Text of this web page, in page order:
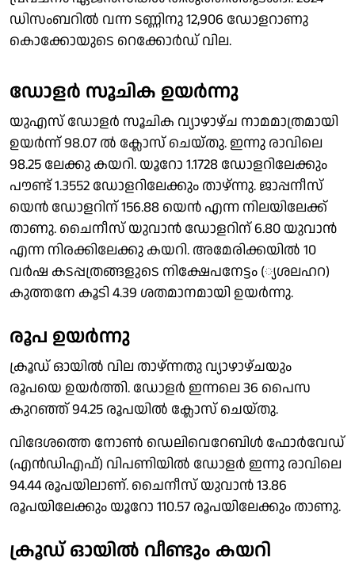
ഡിസംബറില്‍ വന്ന ടണ്ണിനു 12,906 ഡോളറാണു
കൊക്കോയുടെ റെക്കോര്‍ഡ് വില.
ഡോളര്‍ സൂചിക ഉയര്‍ന്നു
യുഎസ് ഡോളര്‍ സൂചിക വ്യാഴാഴ്ച നാമമാത്രമായി
ഉയര്‍ന്ന് 98.07 ല്‍ ക്ലോസ് ചെയ്തു. ഇന്നു രാവിലെ
98.25 ലേക്കു കയറി. യൂറോ 1.1728 ഡോളറിലേക്കും
പൗണ്ട് 1.3552 ഡോളറിലേക്കും താഴ്ന്നു. ജാപ്പനീസ്
യെന്‍ ഡോളറിന് 156.88 യെന്‍ എന്ന നിലയിലേക്ക്
താണു. ചൈനീസ് യുവാന്‍ ഡോളറിന് 6.80 യുവാന്‍
എന്ന നിരക്കിലേക്കു കയറി. അമേരിക്കയില്‍ 10
വര്‍ഷ കടപ്പത്രങ്ങളുടെ നിക്ഷേപനേട്ടം (്യശലഹറ)
കുത്തനേ കൂടി 4.39 ശതമാനമായി ഉയര്‍ന്നു.
രൂപ ഉയര്‍ന്നു
ക്രൂഡ് ഓയില്‍ വില താഴ്ന്നതു വ്യാഴാഴ്ചയും
രൂപയെ ഉയര്‍ത്തി. ഡോളര്‍ ഇന്നലെ 36 പൈസ
കുറഞ്ഞ് 94.25 രൂപയില്‍ ക്ലോസ് ചെയ്തു.
വിദേശത്തെ നോണ്‍ ഡെലിവെറേബിള്‍ ഫോര്‍വേഡ്
(എന്‍ഡിഎഫ്) വിപണിയില്‍ ഡോളര്‍ ഇന്നു രാവിലെ
94.44 രൂപയിലാണ്. ചൈനീസ് യുവാന്‍ 13.86
രൂപയിലേക്കും യൂറോ 110.57 രൂപയിലേക്കും താണു.
ക്രൂഡ് ഓയില്‍ വീണ്ടും കയറി